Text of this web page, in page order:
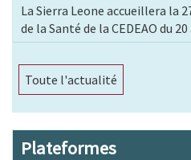
La Sierra Leone accueillera la
de la Santé de la CEDEAO du
Toute l'actualité
Plateformes